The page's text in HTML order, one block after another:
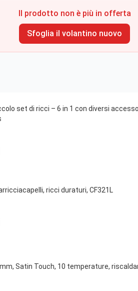
Il prodotto non è più in offerta
Sfoglia il volantino nuovo
set di ricci – 6 in 1 con diversi
ricci duraturi, CF321L
Satin Touch, 10 temperature,